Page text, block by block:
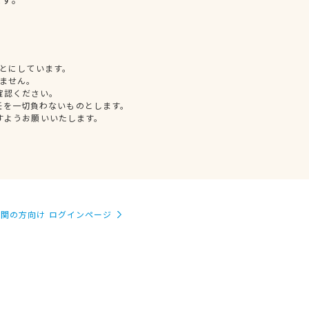
しています。
せん。
ください。
一切負わないものとします。
うお願いいたします。
の方向け ログインページ